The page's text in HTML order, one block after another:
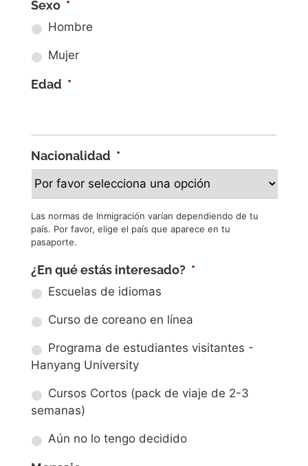
Sexo *
Hombre
Mujer
Edad *
Nacionalidad *
Las normas de Inmigración varían dependiendo de tu
país. Por favor, elige el país que aparece en tu
pasaporte.
¿En qué estás interesado? *
Escuelas de idiomas
Curso de coreano en línea
Programa de estudiantes visitantes -
Hanyang University
Cursos Cortos (pack de viaje de 2-3
semanas)
Aún no lo tengo decidido